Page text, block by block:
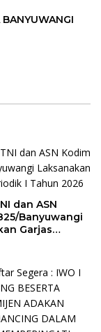
dan ASN
Banyuwangi
Garjas